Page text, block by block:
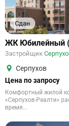
Сдан
ЖК Юбилейный
Застройщик
Серпухов
Цена по запросу
Комфортный жилой
«Серпухов-Реалти»
время...